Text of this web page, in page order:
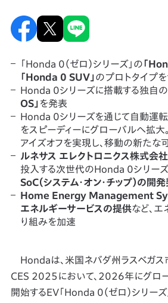
「Honda 0（ゼロ）シリーズ」の 「
「Honda 0 SUV」のプロトタイプ
Honda 0シリーズに搭載する独自
OS」 を発表
Honda 0シリーズを通じて自動運転
をスピーディーにグローバルへ拡大
アイズオフを実現し、移動の新たな
ルネサス エレクトロニクス株式会社
投入する次世代のHonda 0シリー
SoC（システム・オン・チップ）の開
Home Energy Management
エネルギーサービスの提供など、
り組みを加速
Hondaは、米国ネバダ州ラスベガス
CES 2025において、2026年にグロ
開始するEV「Honda 0（ゼロ）シリー